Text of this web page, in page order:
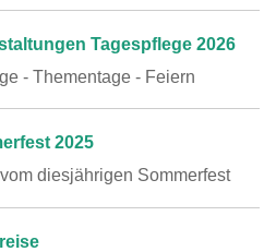
Tagespflege 2026
- Thementage - Feiern
2025
diesjährigen Sommerfest